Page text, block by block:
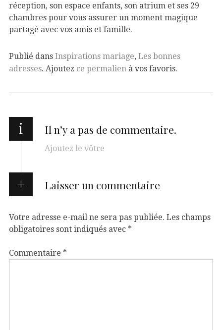
réception, son espace enfants, son atrium et ses 29
chambres pour vous assurer un moment magique
partagé avec vos amis et famille.
Publié dans Inspirations mariage, Les bonnes
adresses. Ajoutez ce permalien à vos favoris.
i Il n’y a pas de commentaire.
Ajoutez le vôtre
Laisser un commentaire
Votre adresse e-mail ne sera pas publiée. Les champs
obligatoires sont indiqués avec *
Commentaire *